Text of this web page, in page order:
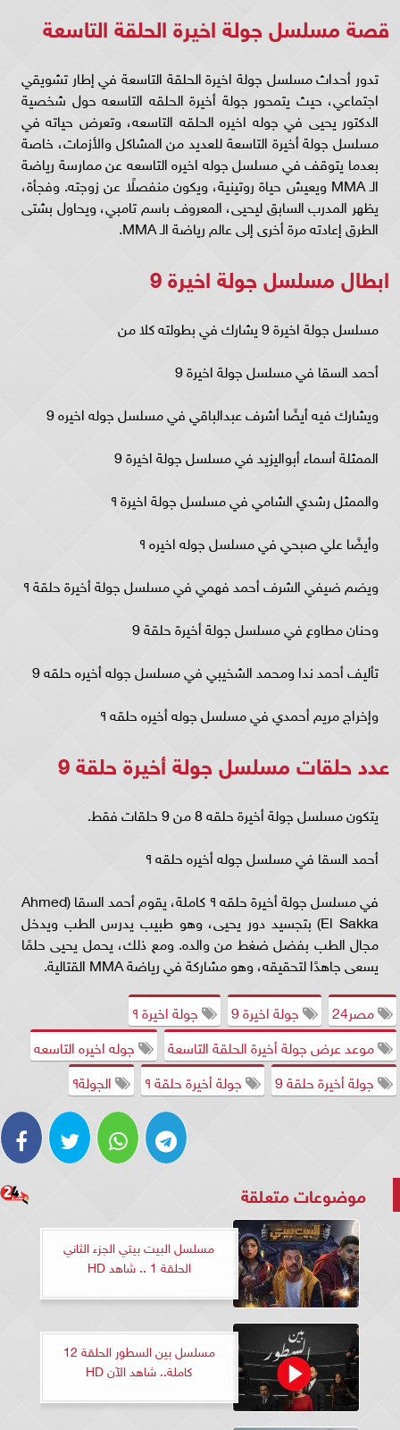
قصة مسلسل جولة اخيرة الحلقة التاسعة
تدور أحداث مسلسل جولة اخيرة الحلقة التاسعة في إطار تشويقي
اجتماعي، حيث يتمحور جولة أخيرة الحلقه التاسعه حول شخصية
الدكتور يحيى في جوله اخيره الحلقه التاسعه، وتعرض حياته في
مسلسل جولة أخيرة التاسعة للعديد من المشاكل والأزمات، خاصة
بعدما يتوقف في مسلسل جوله اخيره التاسعه عن ممارسة رياضة
الـ MMA ويعيش حياة روتينية، ويكون منفصلًا عن زوجته. وفجأة،
يظهر المدرب السابق ليحيى، المعروف باسم تامبي، ويحاول بشتى
الطرق إعادته مرة أخرى إلى عالم رياضة الـ MMA.
ابطال مسلسل جولة اخيرة 9
مسلسل جولة اخيرة 9 يشارك في بطولته كلا من
أحمد السقا في مسلسل جولة اخيرة 9
ويشارك فيه أيضًا أشرف عبدالباقي في مسلسل جوله اخيره 9
الممثلة أسماء أبواليزيد في مسلسل جولة اخيرة 9
والممثل رشدي الشامي في مسلسل جولة اخيرة ٩
وأيضًا علي صبحي في مسلسل جوله اخيره ٩
ويضم ضيفي الشرف أحمد فهمي في مسلسل جولة أخيرة حلقة ٩
وحنان مطاوع في مسلسل جولة أخيرة حلقة 9
تأليف أحمد ندا ومحمد الشخيبي في مسلسل جوله أخيره حلقه 9
وإخراج مريم أحمدي في مسلسل جوله أخيره حلقه ٩
عدد حلقات مسلسل جولة أخيرة حلقة 9
يتكون مسلسل جولة أخيرة حلقه 8 من 9 حلقات فقط.
أحمد السقا في مسلسل جوله أخيره حلقه ٩
في مسلسل جولة أخيرة حلقه ٩ كاملة، يقوم أحمد السقا (Ahmed
El Sakka) بتجسيد دور يحيى، وهو طبيب يدرس الطب ويدخل
مجال الطب بفضل ضغط من والده. ومع ذلك، يحمل يحيى حلمًا
يسعى جاهدًا لتحقيقه، وهو مشاركة في رياضة MMA القتالية.
مصر24
جولة اخيرة 9
جولة اخيرة ٩
موعد عرض جولة أخيرة الحلقة التاسعة
جوله اخيره التاسعه
جولة أخيرة حلقة 9
جولة أخيرة حلقة ٩ الجولة٩
موضوعات متعلقة
مسلسل البيت بيتي الجزء الثاني
الحلقة 1 .. شاهد HD
مسلسل بين السطور الحلقة 12
كاملة.. شاهد الآن HD